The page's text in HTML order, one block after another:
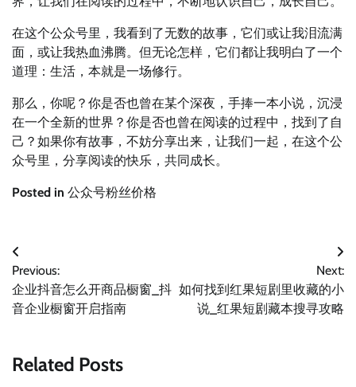
在这个公众号里，我看到了无数的故事，它们或让我泪流满
面，或让我热血沸腾。但无论怎样，它们都让我明白了一个
道理：生活，本就是一场修行。
那么，你呢？你是否也曾在某个深夜，手捧一本小说，沉浸
在一个全新的世界？你是否也曾在阅读的过程中，找到了自
己？如果你有故事，不妨分享出来，让我们一起，在这个公
众号里，分享阅读的快乐，共同成长。
Posted in 公众号粉丝价格
文
章
导
Previous:
企业抖音怎么开商品橱窗_抖
音企业橱窗开启指南
Next:
如何找到红果短剧里收藏的小
说_红果短剧藏本搜寻攻略
Related Posts